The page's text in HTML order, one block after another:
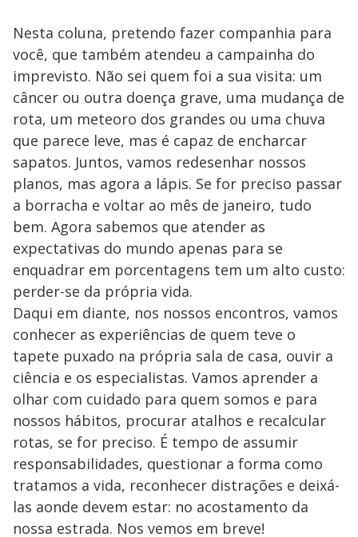
Nesta coluna, pretendo fazer companhia para
você, que também atendeu a campainha do
imprevisto. Não sei quem foi a sua visita: um
câncer ou outra doença grave, uma mudança de
rota, um meteoro dos grandes ou uma chuva
que parece leve, mas é capaz de encharcar
sapatos. Juntos, vamos redesenhar nossos
planos, mas agora a lápis. Se for preciso passar
a borracha e voltar ao mês de janeiro, tudo
bem. Agora sabemos que atender as
expectativas do mundo apenas para se
enquadrar em porcentagens tem um alto custo:
perder-se da própria vida.
Daqui em diante, nos nossos encontros, vamos
conhecer as experiências de quem teve o
tapete puxado na própria sala de casa, ouvir a
ciência e os especialistas. Vamos aprender a
olhar com cuidado para quem somos e para
nossos hábitos, procurar atalhos e recalcular
rotas, se for preciso. É tempo de assumir
responsabilidades, questionar a forma como
tratamos a vida, reconhecer distrações e deixá-
las aonde devem estar: no acostamento da
nossa estrada. Nos vemos em breve!